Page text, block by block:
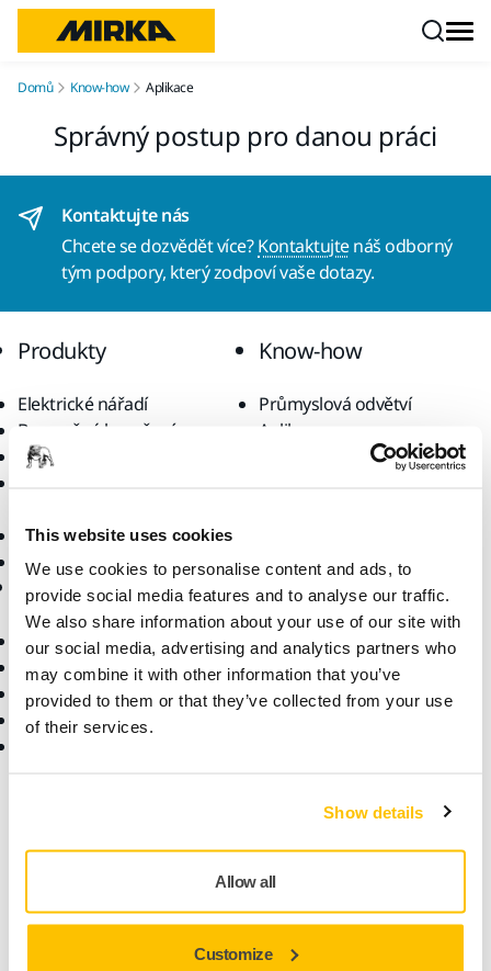
This website uses cookies
We use cookies to personalise content and ads, to
provide social media features and to analyse our traffic.
We also share information about your use of our site with
our social media, advertising and analytics partners who
may combine it with other information that you’ve
provided to them or that they’ve collected from your use
of their services.
Show details
Allow all
Customize
Domů Know-how Aplikace
Správný postup pro danou práci
Kontaktujte nás
Chcete se dozvědět více?Kontaktujtenáš odborný
tým podpory, který zodpoví vaše dotazy.
Produkty
Elektrické nářadí
Bezprašné broušení
Brusiva a směsi
Superabraziva
Nejznámější značky
Know-how
Průmyslová odvětví
Aplikace
Podpora
Ke stažení
Záruční podmínky
Služby zákazníkům
Centrum pomoci
Společnost
O nás
Kontaktujte nás
Zprávy